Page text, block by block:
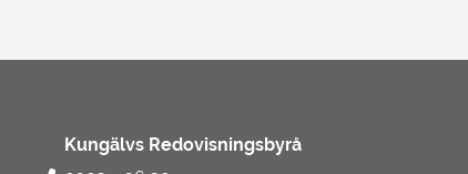
Kungälvs Redovisningsbyrå